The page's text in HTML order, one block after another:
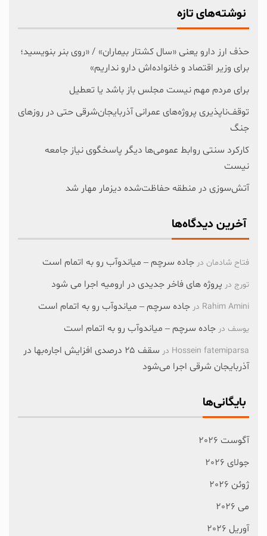
نوشته‌های تازه
حذف ارز دارو یعنی «سال کشتار بیماران» / «روی بنر بنویسید؛
برای وزیر اقتصاد و خانواده‌اش دارو نداریم»
برای مردم مهم نیست مجلس باز باشد یا تعطیل
توقف‌ناپذیری پروژه‌های عمرانی آذربایجان‌شرقی حتی در روزهای
جنگ
کارکرد سنتی روابط عمومی‌ها دیگر پاسخگوی نیاز جامعه
نیست
آتش‌سوزی در منطقه حفاظت‌شده دیزمار مهار شد
آخرین دیدگاه‌ها
فتاح شادمان در جاده سرچم – میاندوآب رو به اتمام است
تورج در پروژه های فاخر جدیدی در ارومیه اجرا می شود
Rahim Amini در جاده سرچم – میاندوآب رو به اتمام است
یوسف در جاده سرچم – میاندوآب رو به اتمام است
Hossein fatemiparsa در
سقف ۲۵ درصدی افزایش اجاره‌بها در
آذربایجان شرقی اجرا می‌شود
بایگانی‌ها
آگوست 2026
جولای 2026
ژوئن 2026
می 2026
آوریل 2026